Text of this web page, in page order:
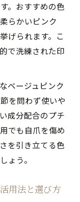
。おすすめの色
らかいピンク
げられます。こ
で洗練された印
ベージュピンク
を問わず使いや
成分配合のプチ
でも自爪を傷め
を引き立てる色
ょう。
用法と選び方